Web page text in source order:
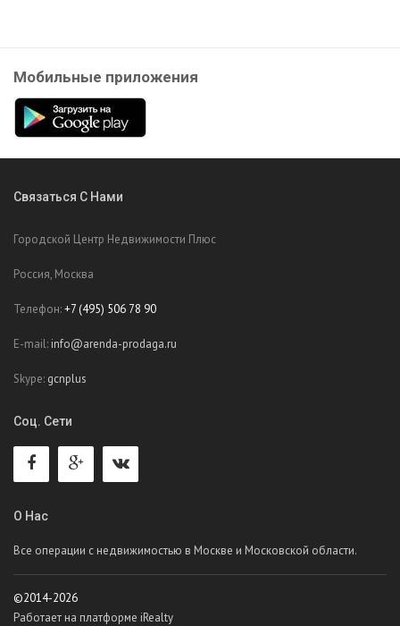
Мобильные приложения
Связаться С Нами
Городской Центр Недвижимости Плюс
Россия, Москва
Телефон:+7 (495) 506 78 90
E-mail: info@arenda-prodaga.ru
Skype: gcnplus
Соц. Сети
О Нас
Все операции с недвижимостью в Москве и Московской области.
©2014-2026
Работает на платформе iRealty